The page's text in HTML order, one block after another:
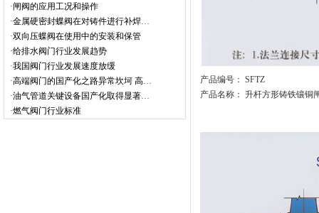
·闸阀的应用工况和操作
·金属硬密封蝶阀在对铸件进行补焊时的操作须知
·双向压蝶阀在使用中的安装和保管
·给排水阀门行业发展趋势
·我国阀门行业发展速度放缓
·高端阀门的国产化之路异常坎坷 高压电磁阀仍旧需要依赖进口
·油气管道关键设备国产化取得显著成效
·燃气阀门行业标准
产品编号： SFTZ
产品名称： 升杆方形铸铁镶铜